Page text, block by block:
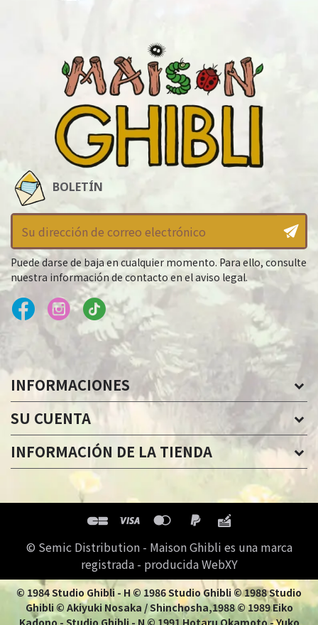
BOLETÍN
Puede darse de baja en cualquier momento. Para ello, consulte
nuestra información de contacto en el aviso legal.
INFORMACIONES
SU CUENTA
INFORMACIÓN DE LA TIENDA
© Semic Distribution - Maison Ghibli es una marca
registrada - producida WebXY
© 1984 Studio Ghibli - H © 1986 Studio Ghibli © 1988 Studio
Ghibli © Akiyuki Nosaka / Shinchosha,1988 © 1989 Eiko